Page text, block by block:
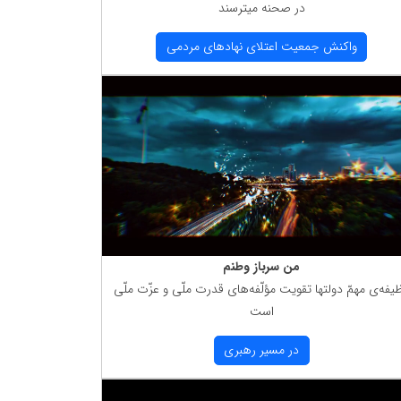
در صحنه میترسند
واكنش جمعیت اعتلای نهادهای مردمی
من سرباز وطنم
مهمّ دولتها تقویت مؤلّفه‌های قدرت ملّی و عزّت ملّی
است
در مسیر رهبری